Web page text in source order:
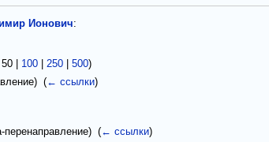
Ионович:
50 100 |250 |500)
(← ссылки)
перенаправление) (← ссылки)